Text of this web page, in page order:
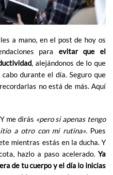
a mano, en el post de hoy os
para evitar que el
, alejándonos de lo que
durante el día. Seguro que
no está de más. Aquí
me dirás «pero si apenas tengo
a otro con mi rutina». Pues
mientras estás en la ducha. Y
hazlo a paso acelerado. Ya
de tu cuerpo y el día lo inicias